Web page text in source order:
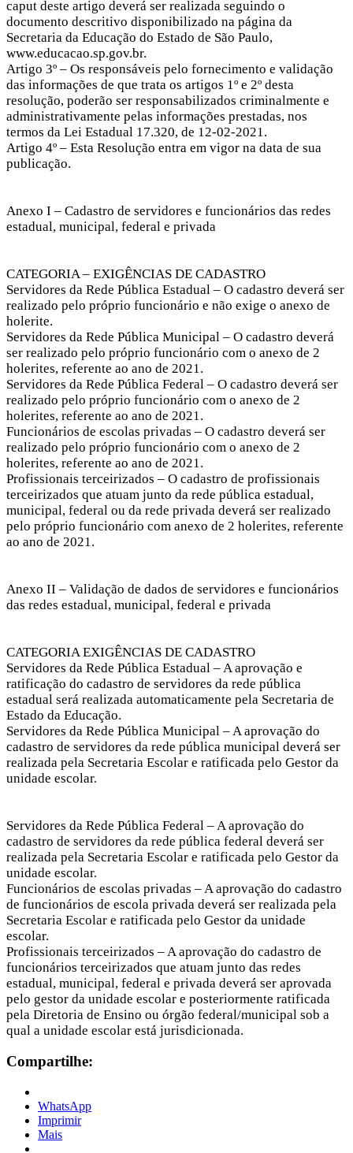
caput deste artigo deverá ser realizada seguindo o
documento descritivo disponibilizado na página da
Secretaria da Educação do Estado de São Paulo,
www.educacao.sp.gov.br.
Artigo 3º – Os responsáveis pelo fornecimento e validação
das informações de que trata os artigos 1º e 2º desta
resolução, poderão ser responsabilizados criminalmente e
administrativamente pelas informações prestadas, nos
termos da Lei Estadual 17.320, de 12-02-2021.
Artigo 4º – Esta Resolução entra em vigor na data de sua
publicação.
Anexo I – Cadastro de servidores e funcionários das redes
estadual, municipal, federal e privada
CATEGORIA – EXIGÊNCIAS DE CADASTRO
Servidores da Rede Pública Estadual – O cadastro deverá ser
realizado pelo próprio funcionário e não exige o anexo de
holerite.
Servidores da Rede Pública Municipal – O cadastro deverá
ser realizado pelo próprio funcionário com o anexo de 2
holerites, referente ao ano de 2021.
Servidores da Rede Pública Federal – O cadastro deverá ser
realizado pelo próprio funcionário com o anexo de 2
holerites, referente ao ano de 2021.
Funcionários de escolas privadas – O cadastro deverá ser
realizado pelo próprio funcionário com o anexo de 2
holerites, referente ao ano de 2021.
Profissionais terceirizados – O cadastro de profissionais
terceirizados que atuam junto da rede pública estadual,
municipal, federal ou da rede privada deverá ser realizado
pelo próprio funcionário com anexo de 2 holerites, referente
ao ano de 2021.
Anexo II – Validação de dados de servidores e funcionários
das redes estadual, municipal, federal e privada
CATEGORIA EXIGÊNCIAS DE CADASTRO
Servidores da Rede Pública Estadual – A aprovação e
ratificação do cadastro de servidores da rede pública
estadual será realizada automaticamente pela Secretaria de
Estado da Educação.
Servidores da Rede Pública Municipal – A aprovação do
cadastro de servidores da rede pública municipal deverá ser
realizada pela Secretaria Escolar e ratificada pelo Gestor da
unidade escolar.
Servidores da Rede Pública Federal – A aprovação do
cadastro de servidores da rede pública federal deverá ser
realizada pela Secretaria Escolar e ratificada pelo Gestor da
unidade escolar.
Funcionários de escolas privadas – A aprovação do cadastro
de funcionários de escola privada deverá ser realizada pela
Secretaria Escolar e ratificada pelo Gestor da unidade
escolar.
Profissionais terceirizados – A aprovação do cadastro de
funcionários terceirizados que atuam junto das redes
estadual, municipal, federal e privada deverá ser aprovada
pelo gestor da unidade escolar e posteriormente ratificada
pela Diretoria de Ensino ou órgão federal/municipal sob a
qual a unidade escolar está jurisdicionada.
Compartilhe:
WhatsApp
Imprimir
Mais